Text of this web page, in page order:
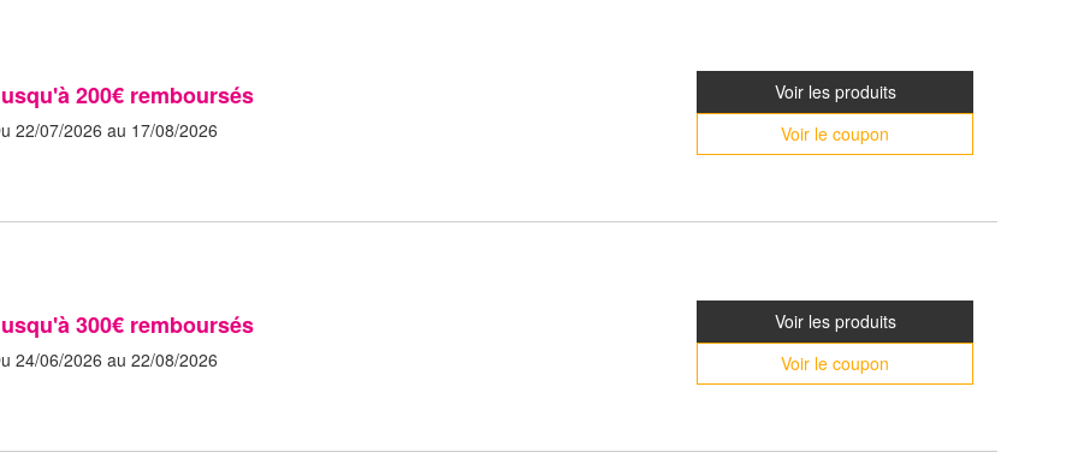
200€ remboursés
22/07/2026 au 17/08/2026
Voir les produits
Voir le coupon
300€ remboursés
24/06/2026 au 22/08/2026
Voir les produits
Voir le coupon